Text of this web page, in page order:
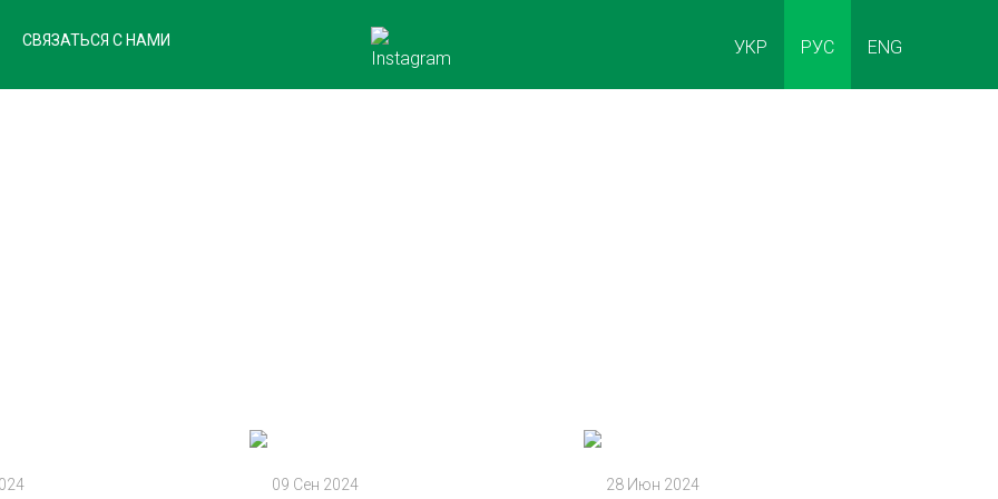
СВЯЗАТЬСЯ С НАМИ ENG
РУС
УКР
09 Сен 2024 28 Июн 2024